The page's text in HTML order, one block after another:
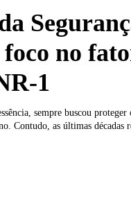
no
1
sempre buscou
Contudo, as últimas décadas